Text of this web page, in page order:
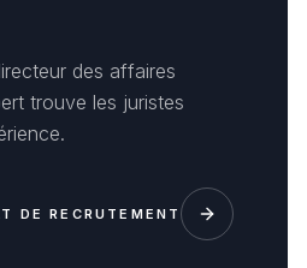
des affaires
trouve les juristes
DE RECRUTEMENT